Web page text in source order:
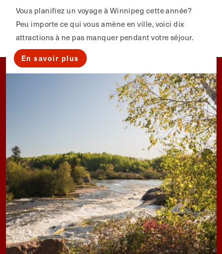
Vous planifiez un voyage à Winnipeg cette année?
Peu importe ce qui vous amène en ville, voici dix
attractions à ne pas manquer pendant votre séjour.
En savoir plus